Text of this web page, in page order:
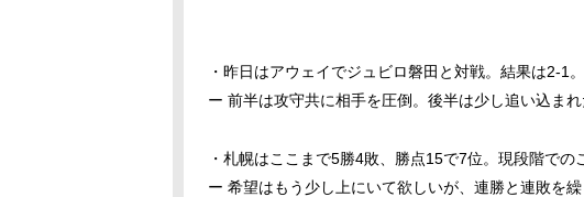
・昨日はアウェイでジュビロ磐田と対戦。結果は2-1
ー 前半は攻守共に相手を圧倒。後半は少し追い込ま
・札幌はここまで5勝4敗、勝点15で7位。現段階での
ー 希望はもう少し上にいて欲しいが、連勝と連敗を